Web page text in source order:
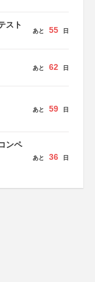
スト
あと 55 日
あと 62 日
あと 59 日
ンペ
あと 36 日